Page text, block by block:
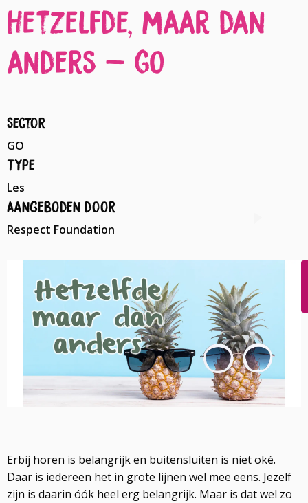
Hetzelfde, maar dan
anders – GO
Sector
GO
Type
Les
Aangeboden door
Respect Foundation
Erbij horen is belangrijk en buitensluiten is niet oké.
Daar is iedereen het in grote lijnen wel mee eens. Jezelf
zijn is daarin óók heel erg belangrijk. Maar is dat wel zo